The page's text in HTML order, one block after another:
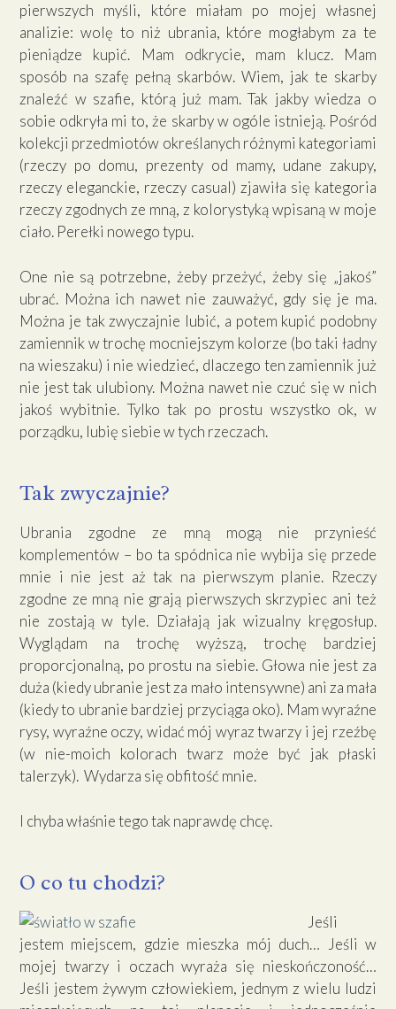
pierwszych myśli, które miałam po mojej własnej
analizie: wolę to niż ubrania, które mogłabym za te
pieniądze kupić. Mam odkrycie, mam klucz. Mam
sposób na szafę pełną skarbów. Wiem, jak te skarby
znaleźć w szafie, którą już mam. Tak jakby wiedza o
sobie odkryła mi to, że skarby w ogóle istnieją. Pośród
kolekcji przedmiotów określanych różnymi kategoriami
(rzeczy po domu, prezenty od mamy, udane zakupy,
rzeczy eleganckie, rzeczy casual) zjawiła się kategoria
rzeczy zgodnych ze mną, z kolorystyką wpisaną w moje
ciało. Perełki nowego typu.
One nie są potrzebne, żeby przeżyć, żeby się „jakoś”
ubrać. Można ich nawet nie zauważyć, gdy się je ma.
Można je tak zwyczajnie lubić, a potem kupić podobny
zamiennik w trochę mocniejszym kolorze (bo taki ładny
na wieszaku) i nie wiedzieć, dlaczego ten zamiennik już
nie jest tak ulubiony. Można nawet nie czuć się w nich
jakoś wybitnie. Tylko tak po prostu wszystko ok, w
porządku, lubię siebie w tych rzeczach.
Tak zwyczajnie?
Ubrania zgodne ze mną mogą nie przynieść
komplementów – bo ta spódnica nie wybija się przede
mnie i nie jest aż tak na pierwszym planie. Rzeczy
zgodne ze mną nie grają pierwszych skrzypiec ani też
nie zostają w tyle. Działają jak wizualny kręgosłup.
Wyglądam na trochę wyższą, trochę bardziej
proporcjonalną, po prostu na siebie. Głowa nie jest za
duża (kiedy ubranie jest za mało intensywne) ani za mała
(kiedy to ubranie bardziej przyciąga oko). Mam wyraźne
rysy, wyraźne oczy, widać mój wyraz twarzy i jej rzeźbę
(w nie-moich kolorach twarz może być jak płaski
talerzyk). Wydarza się obfitość mnie.
I chyba właśnie tego tak naprawdę chcę.
O co tu chodzi?
Jeśli
jestem miejscem, gdzie mieszka mój duch… Jeśli w
mojej twarzy i oczach wyraża się nieskończoność…
Jeśli jestem żywym człowiekiem, jednym z wielu ludzi